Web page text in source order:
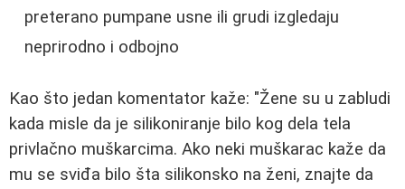
preterano pumpane usne ili grudi izgledaju
neprirodno i odbojno
Kao što jedan komentator kaže: "Žene su u zabludi
kada misle da je silikoniranje bilo kog dela tela
privlačno muškarcima. Ako neki muškarac kaže da
mu se sviđa bilo šta silikonsko na ženi, znajte da